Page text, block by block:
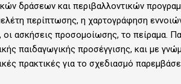
δράσεων και περιβαλλοντικών
περίπτωσης, η χαρτογράφηση
οι ασκήσεις προσομοίωσης, το πείραμα.
παιδαγωγικής προσέγγισης, και με
πρακτικές για το σχεδιασμό